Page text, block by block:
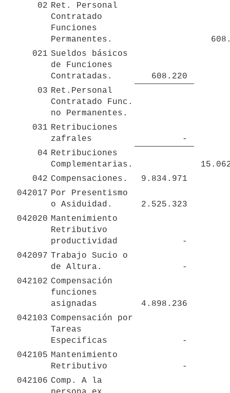
02 Ret. Personal
Contratado
Funciones
Permanentes.
021 Sueldos básicos
de Funciones
Contratadas.
608.220
03 Ret.Personal
Contratado Func.
no Permanentes.
031 Retribuciones
zafrales
-
04 Retribuciones
Complementarias.
042 Compensaciones.
9.834.971
042017 Por Presentismo
o Asiduidad.
2.525.323
042020 Mantenimiento
Retributivo
productividad
-
042097 Trabajo Sucio o
de Altura.
-
042102 Compensación
funciones
asignadas
4.898.236
042103 Compensación por
Tareas
Especificas
-
042105 Mantenimiento
Retributivo
-
042106 Comp. A la